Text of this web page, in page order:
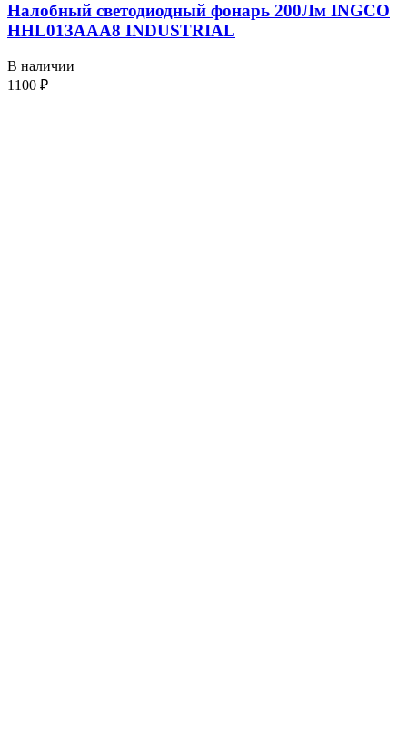
Налобный светодиодный фонарь 200Лм INGCO
HHL013AAA8 INDUSTRIAL
В наличии
1100 ₽